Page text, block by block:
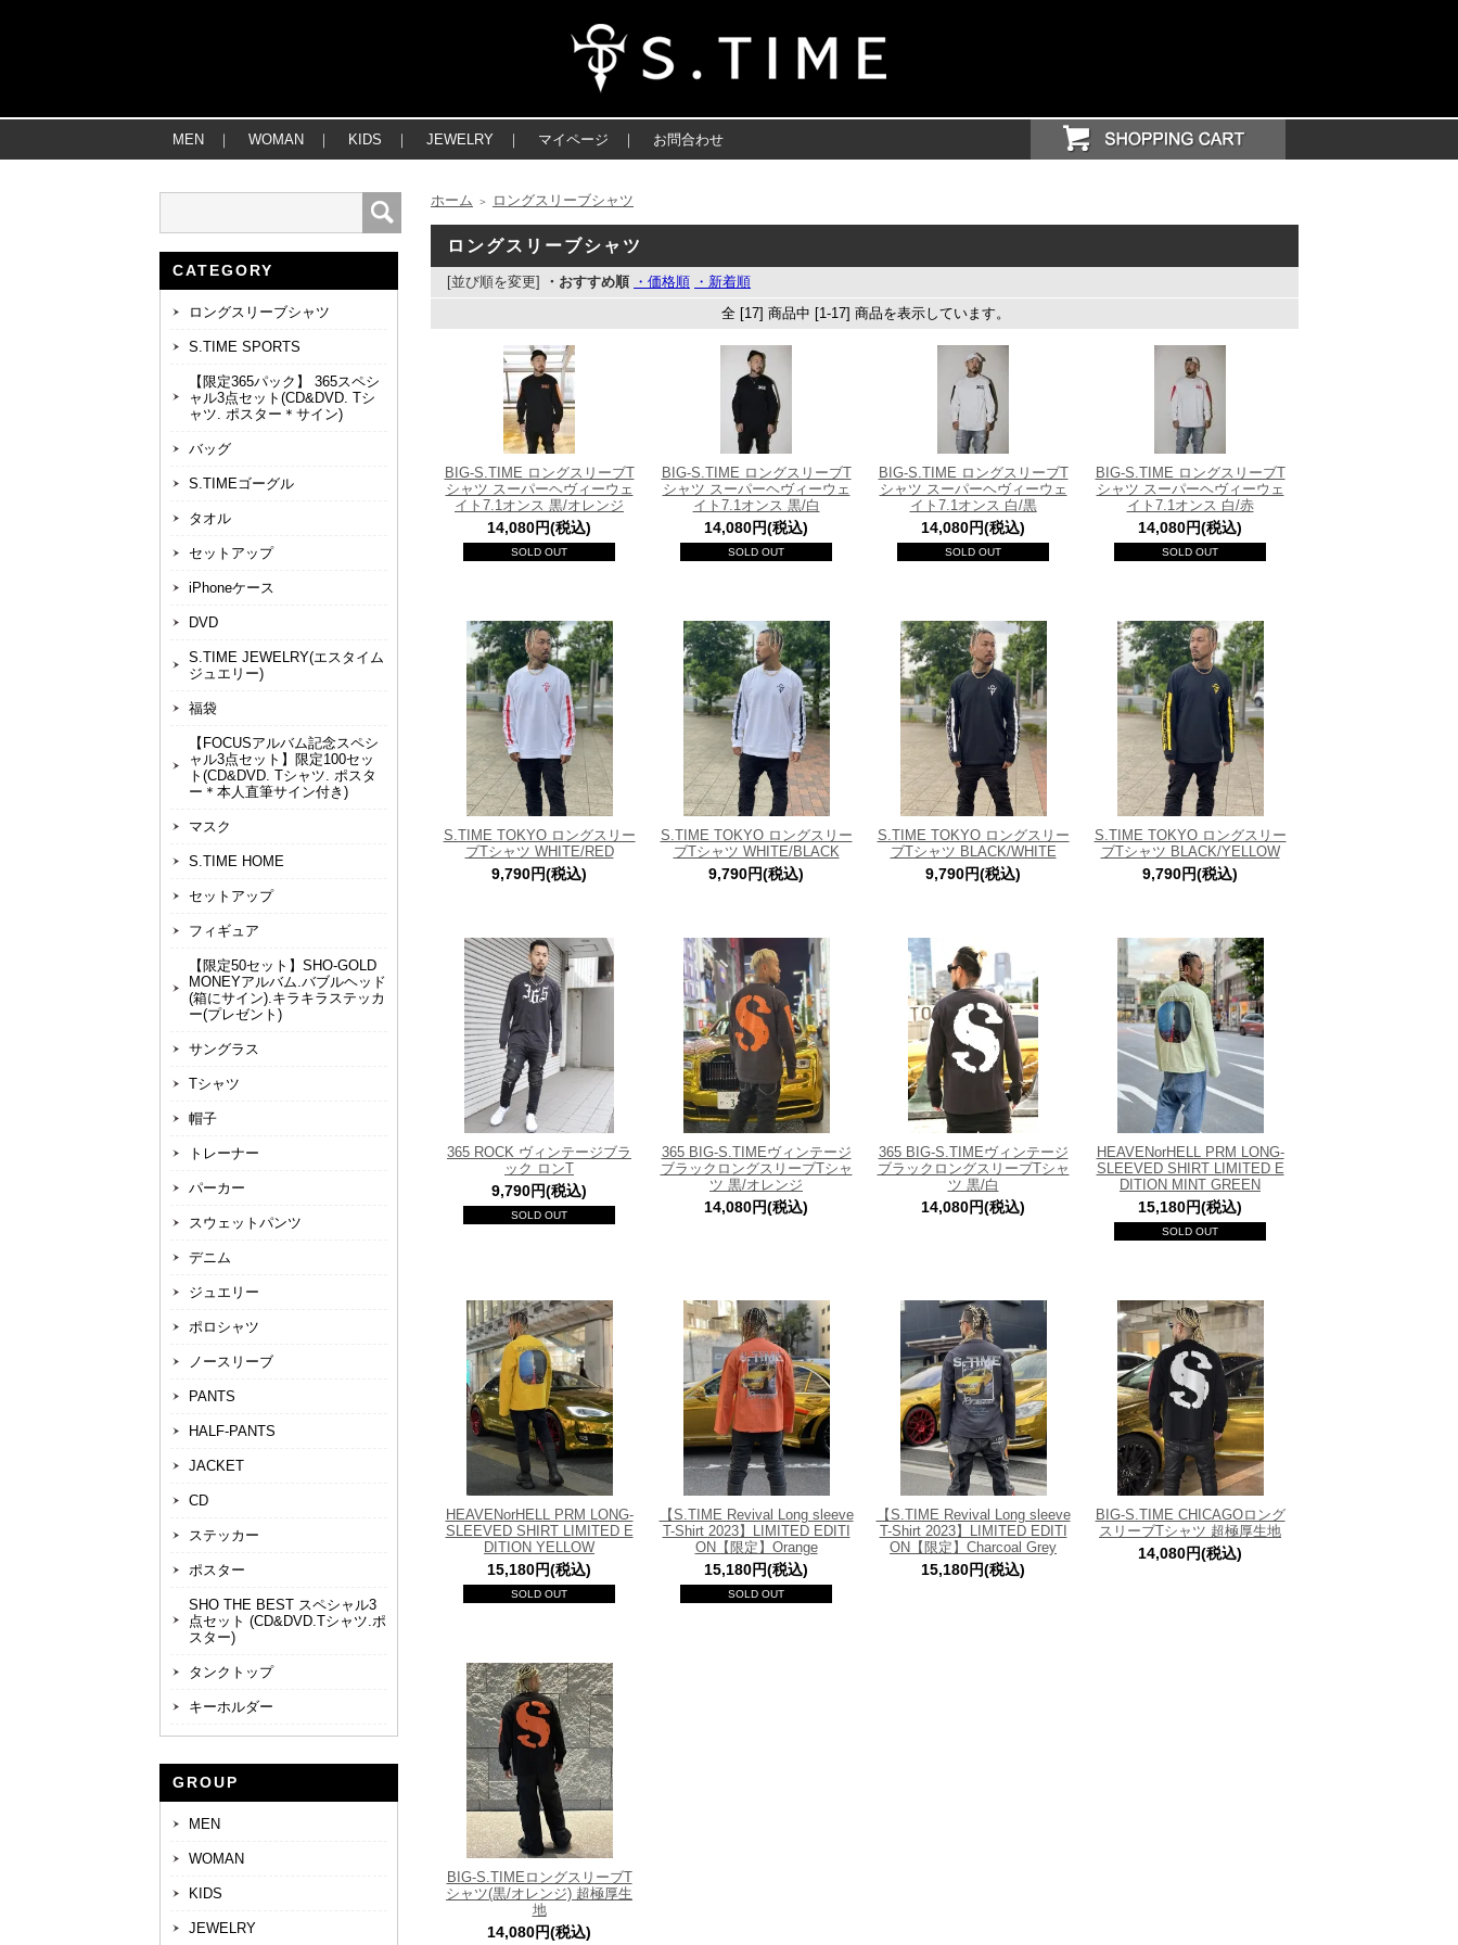
MEN ｜ WOMAN ｜ KIDS ｜ JEWELRY ｜ マイページ ｜ お問合わせ
CATEGORY
ロングスリーブシャツ
S.TIME SPORTS
【限定365パック】 365スペシ
ャル3点セット(CD&DVD. Tシ
ャツ. ポスター＊サイン)
バッグ
S.TIMEゴーグル
タオル
セットアップ
iPhoneケース
DVD
S.TIME JEWELRY(エスタイム
ジュエリー)
福袋
【FOCUSアルバム記念スペシ
ャル3点セット】限定100セッ
ト(CD&DVD. Tシャツ. ポスタ
ー＊本人直筆サイン付き)
マスク
S.TIME HOME
セットアップ
フィギュア
【限定50セット】SHO-GOLD
MONEYアルバム.バブルヘッド
(箱にサイン).キラキラステッカ
ー(プレゼント)
サングラス
Tシャツ
帽子
トレーナー
パーカー
スウェットパンツ
デニム
ジュエリー
ポロシャツ
ノースリーブ
PANTS
HALF-PANTS
JACKET
CD
ステッカー
ポスター
SHO THE BEST スペシャル3
点セット (CD&DVD.Tシャツ.ポ
スター)
タンクトップ
キーホルダー
GROUP
MEN
WOMAN
KIDS
JEWELRY
ホーム ＞ ロングスリーブシャツ
ロングスリーブシャツ
[並び順を変更] ・おすすめ順 ・価格順 ・新着順
全 [17] 商品中 [1-17] 商品を表示しています。
BIG-S.TIME ロングスリーブT
シャツ スーパーヘヴィーウェ
イト7.1オンス 黒/オレンジ
14,080円(税込)
SOLD OUT
BIG-S.TIME ロングスリーブT
シャツ スーパーヘヴィーウェ
イト7.1オンス 黒/白
14,080円(税込)
SOLD OUT
BIG-S.TIME ロングスリーブT
シャツ スーパーヘヴィーウェ
イト7.1オンス 白/黒
14,080円(税込)
SOLD OUT
BIG-S.TIME ロングスリーブT
シャツ スーパーヘヴィーウェ
イト7.1オンス 白/赤
14,080円(税込)
SOLD OUT
S.TIME TOKYO ロングスリー
ブTシャツ WHITE/RED
9,790円(税込)
S.TIME TOKYO ロングスリー
ブTシャツ WHITE/BLACK
9,790円(税込)
S.TIME TOKYO ロングスリー
ブTシャツ BLACK/WHITE
9,790円(税込)
S.TIME TOKYO ロングスリー
ブTシャツ BLACK/YELLOW
9,790円(税込)
365 ROCK ヴィンテージブラ
ック ロンT
9,790円(税込)
SOLD OUT
365 BIG-S.TIMEヴィンテージ
ブラックロングスリーブTシャ
ツ 黒/オレンジ
14,080円(税込)
365 BIG-S.TIMEヴィンテージ
ブラックロングスリーブTシャ
ツ 黒/白
14,080円(税込)
HEAVENorHELL PRM LONG-
SLEEVED SHIRT LIMITED E
DITION MINT GREEN
15,180円(税込)
SOLD OUT
HEAVENorHELL PRM LONG-
SLEEVED SHIRT LIMITED E
DITION YELLOW
15,180円(税込)
SOLD OUT
【S.TIME Revival Long sleeve
T-Shirt 2023】LIMITED EDITI
ON【限定】Orange
15,180円(税込)
SOLD OUT
【S.TIME Revival Long sleeve
T-Shirt 2023】LIMITED EDITI
ON【限定】Charcoal Grey
15,180円(税込)
BIG-S.TIME CHICAGOロング
スリーブTシャツ 超極厚生地
14,080円(税込)
BIG-S.TIMEロングスリーブT
シャツ(黒/オレンジ) 超極厚生
地
14,080円(税込)